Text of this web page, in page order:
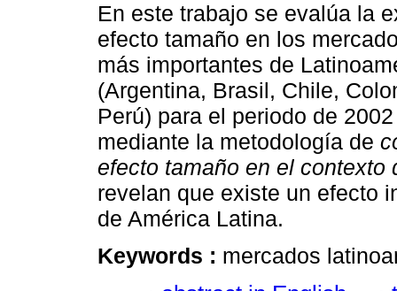
En este trabajo se evalúa la
efecto tamaño en los
más importantes de
(Argentina, Brasil, Chile,
Perú) para el periodo de
mediante la metodología de
efecto tamaño en el contexto
revelan que existe un efecto
de América Latina.
Keywords : mercados